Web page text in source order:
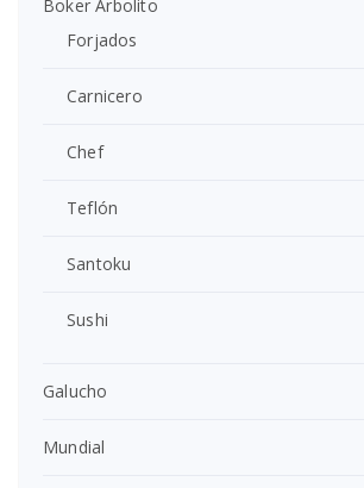
Boker Arbolito
Forjados
Carnicero
Chef
Teflón
Santoku
Sushi
Galucho
Mundial